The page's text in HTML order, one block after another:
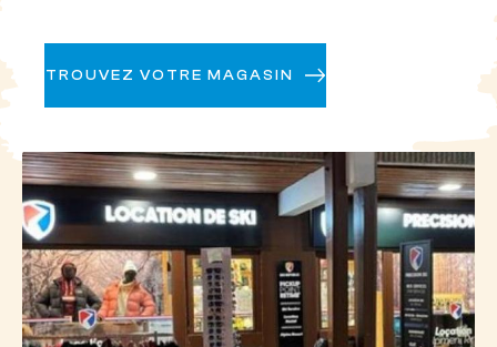
Mongie et de Barèges, offrant ainsi une grande
diversité de pistes et d'environnements. Chaque
panoramas à couper le souffle sur les villages
alentours, des passages à travers des forêts de pins
et des itinéraires le long des crêtes montagneuses.
Les pistes du domaine Tourmalet sont
soigneusement aménagées pour satisfaire les
skieurs de tous les niveaux, avec des pistes vertes et
bleues pour les débutants et les skieurs
intermédiaires, des pistes rouges pour les niveaux
TROUVEZ VOTRE MAGASIN